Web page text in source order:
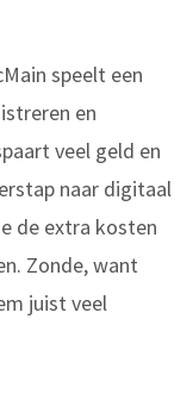
speelt een
en
veel geld en
naar digitaal
de extra kosten
Zonde, want
juist veel